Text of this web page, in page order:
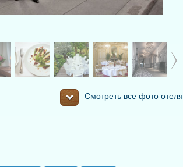
Смотреть все фото отеля